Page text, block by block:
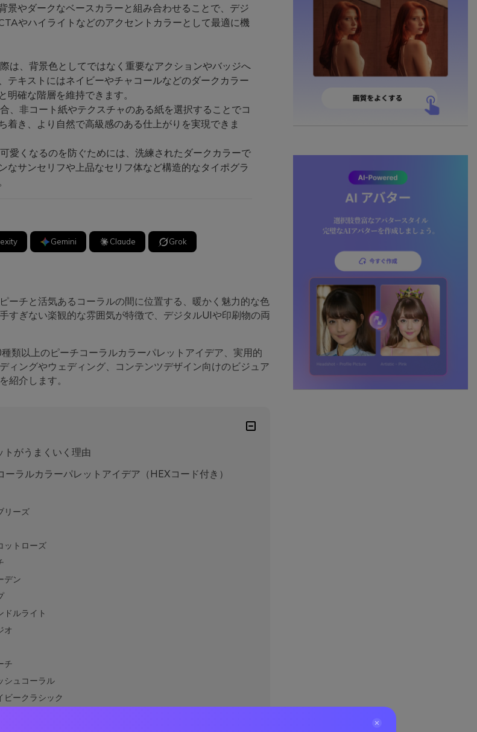
景やダークなベースカラーと組み合わせることで、デジ
やハイライトなどのアクセントカラーとして最適に機
、背景色としてではなく重要なアクションやバッジへ
テキストにはネイビーやチャコールなどのダークカラー
明確な階層を維持できます。
非コート紙やテクスチャのある紙を選択することでコ
着き、より自然で高級感のある仕上がりを実現できま
くなるのを防ぐためには、洗練されたダークカラーで
なサンセリフや上品なセリフ体など構造的なタイポグラ
Gemini Claude Grok
ーチと活気あるコーラルの間に位置する、暖かく魅力的な色
すぎない楽観的な雰囲気が特徴で、デジタルUIや印刷物の両
類以上のピーチコーラルカラーパレットアイデア、実用的
ィングやウェディング、コンテンツデザイン向けのビジュア
紹介します。
トがうまくいく理由
ーラルカラーパレットアイデア（HEXコード付き）
リーズ
ットローズ
デン
ドルライト
オ
チ
シュコーラル
ビークラシック